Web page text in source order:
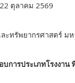
ตุลาคม 2569
ทรัพยากรศาสตร์ ม
การประเภทโรงงา